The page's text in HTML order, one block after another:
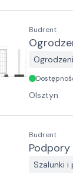
Budrent
Olsztyn
Budrent
Szalunki